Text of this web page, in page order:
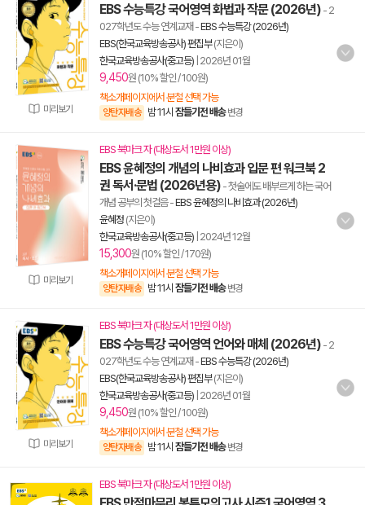
미리보기
EBS 수능특강 국어영역 화법과 작문 (2026년) - 2
027학년도 수능 연계교재 -EBS 수능특강 (2026년)
EBS(한국교육방송공사) 편집부(지은이)
한국교육방송공사(중고등) 2026년 01월
9,450원 (10% 할인 / 100원)
책소개페이지에서 분철 선택 가능
양탄자배송 밤 11시 잠들기전 배송 변경
미리보기
EBS 북마크 자 (대상도서 1만원 이상)
EBS 윤혜정의 개념의 나비효과 입문 편 워크북 2
권 독서·문법 (2026년용) - 첫술에도 배부르게 하는 국어
개념 공부의 첫걸음-EBS 윤혜정의 나비효과 (2026년)
윤혜정 (지은이)
한국교육방송공사(중고등) 2024년 12월
15,300원 (10% 할인 / 170원)
책소개페이지에서 분철 선택 가능
양탄자배송 밤 11시 잠들기전 배송 변경
미리보기
EBS 북마크 자 (대상도서 1만원 이상)
EBS 수능특강 국어영역 언어와 매체 (2026년) - 2
027학년도 수능 연계교재 -EBS 수능특강 (2026년)
EBS(한국교육방송공사) 편집부(지은이)
한국교육방송공사(중고등) 2026년 01월
9,450원 (10% 할인 / 100원)
책소개페이지에서 분철 선택 가능
양탄자배송 밤 11시 잠들기전 배송 변경
EBS 북마크 자 (대상도서 1만원 이상)